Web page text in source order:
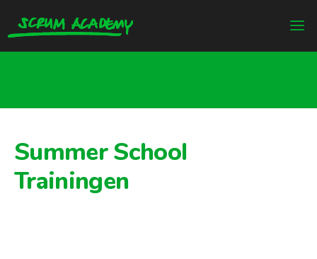
Summer School
Trainingen